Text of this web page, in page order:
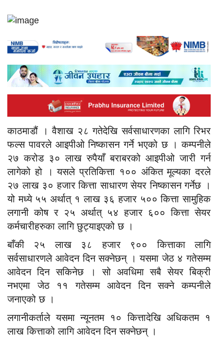
काठमाडौं । वैशाख २८ गतेदेखि सर्वसाधारणका लागि रिभर
फल्स पावरले आइपीओ निष्कासन गर्ने भएको छ । कम्पनीले
२७ करोड ३० लाख रुपैयाँ बराबरको आइपीओ जारी गर्न
लागेको हो । यसले प्रतिकित्ता १०० अंकित मूल्यका दरले
२७ लाख ३० हजार कित्ता साधारण सेयर निष्कासन गर्नेछ ।
यो मध्ये ५५ अर्थात् १ लाख ३६ हजार ५०० कित्ता सामुहिक
लगानी कोष र २५ अर्थात् ५४ हजार ६०० कित्ता सेयर
कर्मचारीहरुका लागि छुट्याइएको छ ।
बाँकी २५ लाख ३८ हजार ९०० कित्ताका लागि
सर्वसाधारणले आवेदन दिन सक्नेछन् । यसमा जेठ ४ गतेसम्म
आवेदन दिन सकिनेछ । सो अवधिमा सबै सेयर बिक्री
नभएमा जेठ ११ गतेसम्म आवेदन दिन सक्ने कम्पनीले
जनाएको छ ।
लगानीकर्ताले यसमा न्यूनतम १० कित्तादेखि अधिकतम १
लाख कित्ताको लागि आवेदन दिन सक्नेछन् ।